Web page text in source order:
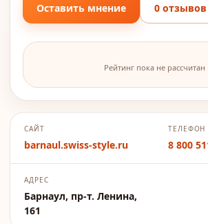
Оставить мнение 0 отзывов
Рейтинг пока не рассчитан
САЙТ
barnaul.swiss-style.ru
ТЕЛЕФОН
8 800
АДРЕС
Барнаул, пр-т. Ленина,
161